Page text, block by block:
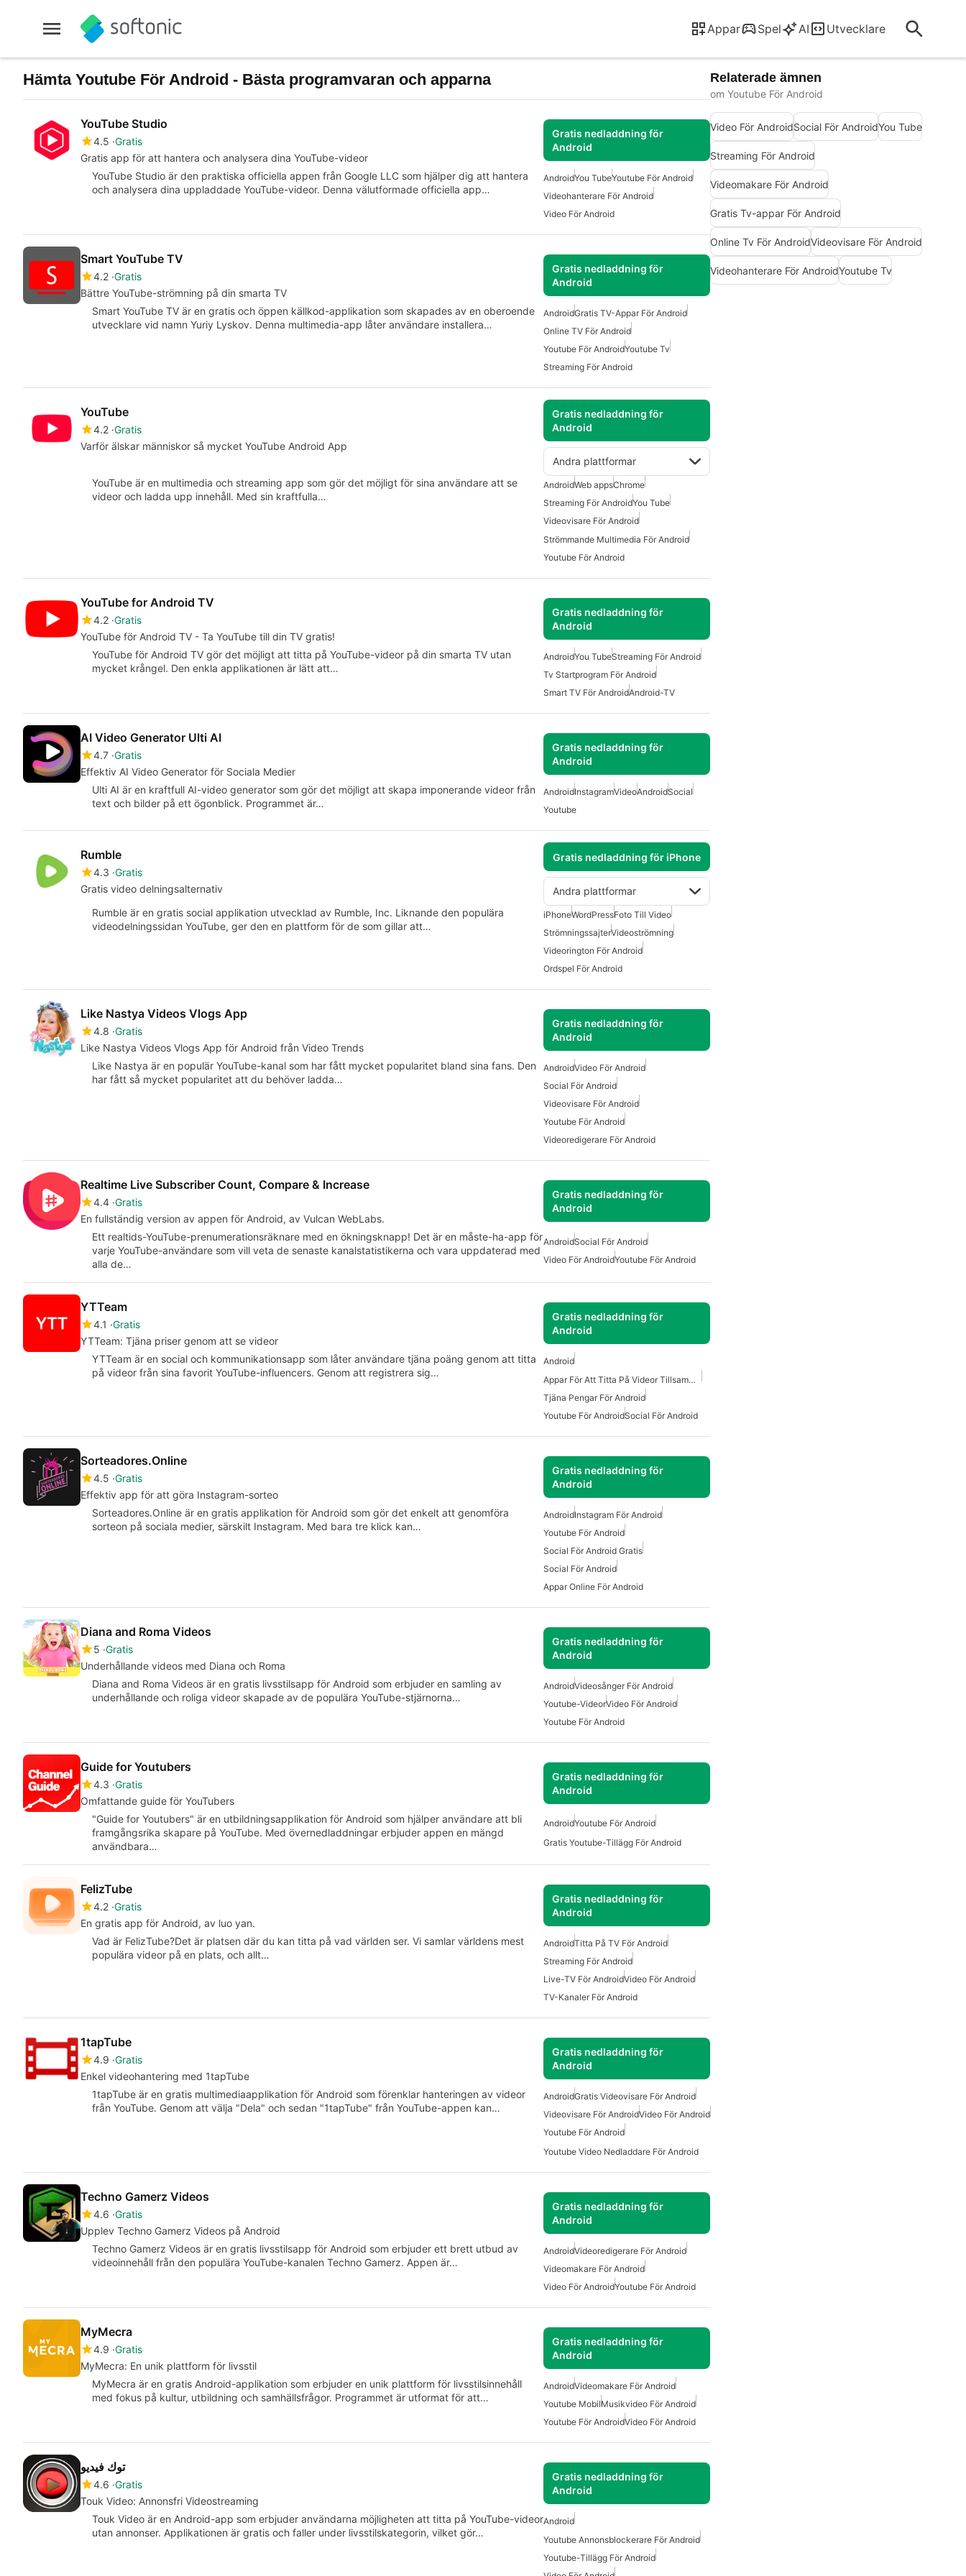
Appar Spel AI Utvecklare
Hämta Youtube För Android - Bästa programvaran och apparna
YouTube Studio
4.5 Gratis
Gratis app för att hantera och analysera dina YouTube-videor
Gratis nedladdning för
Android
YouTube Studio är den praktiska officiella appen från Google LLC som hjälper dig att hantera
och analysera dina uppladdade YouTube-videor. Denna välutformade officiella app…
AndroidYou TubeYoutube För Android
Videohanterare För Android
Video För Android
Smart YouTube TV
4.2 Gratis
Bättre YouTube-strömning på din smarta TV
Gratis nedladdning för
Android
Smart YouTube TV är en gratis och öppen källkod-applikation som skapades av en oberoende
utvecklare vid namn Yuriy Lyskov. Denna multimedia-app låter användare installera…
AndroidGratis TV-Appar För Android
Online TV För Android
Youtube För AndroidYoutube Tv
Streaming För Android
YouTube
4.2 Gratis
Varför älskar människor så mycket YouTube Android App
Gratis nedladdning för
Android
Andra plattformar
YouTube är en multimedia och streaming app som gör det möjligt för sina användare att se
videor och ladda upp innehåll. Med sin kraftfulla…
AndroidWeb appsChrome
Streaming För AndroidYou Tube
Videovisare För Android
Strömmande Multimedia För Android
Youtube För Android
YouTube for Android TV
4.2 Gratis
YouTube för Android TV - Ta YouTube till din TV gratis!
Gratis nedladdning för
Android
YouTube för Android TV gör det möjligt att titta på YouTube-videor på din smarta TV utan
mycket krångel. Den enkla applikationen är lätt att…
AndroidYou TubeStreaming För Android
Tv Startprogram För Android
Smart TV För AndroidAndroid-TV
AI Video Generator Ulti AI
4.7 Gratis
Effektiv AI Video Generator för Sociala Medier
Gratis nedladdning för
Android
Ulti AI är en kraftfull AI-video generator som gör det möjligt att skapa imponerande videor från
text och bilder på ett ögonblick. Programmet är…
AndroidInstagramVideoAndroidSocial
Youtube
Rumble
4.3 Gratis
Gratis video delningsalternativ
Gratis nedladdning för iPhone
Andra plattformar
Rumble är en gratis social applikation utvecklad av Rumble, Inc. Liknande den populära
videodelningssidan YouTube, ger den en plattform för de som gillar att…
iPhoneWordPressFoto Till Video
StrömningssajterVideoströmning
Videorington För Android
Ordspel För Android
Like Nastya Videos Vlogs App
4.8 Gratis
Like Nastya Videos Vlogs App för Android från Video Trends
Gratis nedladdning för
Android
Like Nastya är en populär YouTube-kanal som har fått mycket popularitet bland sina fans. Den
har fått så mycket popularitet att du behöver ladda…
AndroidVideo För Android
Social För Android
Videovisare För Android
Youtube För Android
Videoredigerare För Android
Realtime Live Subscriber Count, Compare & Increase
4.4 Gratis
En fullständig version av appen för Android, av Vulcan WebLabs.
Gratis nedladdning för
Android
Ett realtids-YouTube-prenumerationsräknare med en ökningsknapp! Det är en måste-ha-app för
varje YouTube-användare som vill veta de senaste kanalstatistikerna och vara uppdaterad med
alla de…
AndroidSocial För Android
Video För AndroidYoutube För Android
YTTeam
4.1 Gratis
YTTeam: Tjäna priser genom att se videor
Gratis nedladdning för
Android
YTTeam är en social och kommunikationsapp som låter användare tjäna poäng genom att titta
på videor från sina favorit YouTube-influencers. Genom att registrera sig…
Android
Appar För Att Titta På Videor Tillsammans I Realtid
Tjäna Pengar För Android
Youtube För AndroidSocial För Android
Sorteadores.Online
4.5 Gratis
Effektiv app för att göra Instagram-sorteo
Gratis nedladdning för
Android
Sorteadores.Online är en gratis applikation för Android som gör det enkelt att genomföra
sorteon på sociala medier, särskilt Instagram. Med bara tre klick kan…
AndroidInstagram För Android
Youtube För Android
Social För Android Gratis
Social För Android
Appar Online För Android
Diana and Roma Videos
5 Gratis
Underhållande videos med Diana och Roma
Gratis nedladdning för
Android
Diana and Roma Videos är en gratis livsstilsapp för Android som erbjuder en samling av
underhållande och roliga videor skapade av de populära YouTube-stjärnorna…
AndroidVideosånger För Android
Youtube-VideorVideo För Android
Youtube För Android
Guide for Youtubers
4.3 Gratis
Omfattande guide för YouTubers
Gratis nedladdning för
Android
"Guide for Youtubers" är en utbildningsapplikation för Android som hjälper användare att bli
framgångsrika skapare på YouTube. Med övernedladdningar erbjuder appen en mängd
användbara…
AndroidYoutube För Android
Gratis Youtube-Tillägg För Android
FelizTube
4.2 Gratis
En gratis app för Android, av luo yan.
Gratis nedladdning för
Android
Vad är FelizTube?Det är platsen där du kan titta på vad världen ser. Vi samlar världens mest
populära videor på en plats, och allt…
AndroidTitta På TV För Android
Streaming För Android
Live-TV För AndroidVideo För Android
TV-Kanaler För Android
1tapTube
4.9 Gratis
Enkel videohantering med 1tapTube
Gratis nedladdning för
Android
1tapTube är en gratis multimediaapplikation för Android som förenklar hanteringen av videor
från YouTube. Genom att välja "Dela" och sedan "1tapTube" från YouTube-appen kan…
AndroidGratis Videovisare För Android
Videovisare För AndroidVideo För Android
Youtube För Android
Youtube Video Nedladdare För Android
Techno Gamerz Videos
4.6 Gratis
Upplev Techno Gamerz Videos på Android
Gratis nedladdning för
Android
Techno Gamerz Videos är en gratis livsstilsapp för Android som erbjuder ett brett utbud av
videoinnehåll från den populära YouTube-kanalen Techno Gamerz. Appen är…
AndroidVideoredigerare För Android
Videomakare För Android
Video För AndroidYoutube För Android
MyMecra
4.9 Gratis
MyMecra: En unik plattform för livsstil
Gratis nedladdning för
Android
MyMecra är en gratis Android-applikation som erbjuder en unik plattform för livsstilsinnehåll
med fokus på kultur, utbildning och samhällsfrågor. Programmet är utformat för att…
AndroidVideomakare För Android
Youtube MobilMusikvideo För Android
Youtube För AndroidVideo För Android
توك فيديو
4.6 Gratis
Touk Video: Annonsfri Videostreaming
Gratis nedladdning för
Android
Touk Video är en Android-app som erbjuder användarna möjligheten att titta på YouTube-videor
utan annonser. Applikationen är gratis och faller under livsstilskategorin, vilket gör…
Android
Youtube Annonsblockerare För Android
Youtube-Tillägg För Android
Relaterade ämnen
om Youtube För Android
Video För AndroidSocial För AndroidYou Tube
Streaming För Android
Videomakare För Android
Gratis Tv-appar För Android
Online Tv För AndroidVideovisare För Android
Videohanterare För AndroidYoutube Tv